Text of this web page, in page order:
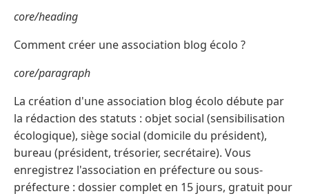
core/heading
Comment créer une association blog écolo ?
core/paragraph
La création d'une association blog écolo débute par
la rédaction des statuts : objet social (sensibilisation
écologique), siège social (domicile du président),
bureau (président, trésorier, secrétaire). Vous
enregistrez l'association en préfecture ou sous-
préfecture : dossier complet en 15 jours, gratuit pour